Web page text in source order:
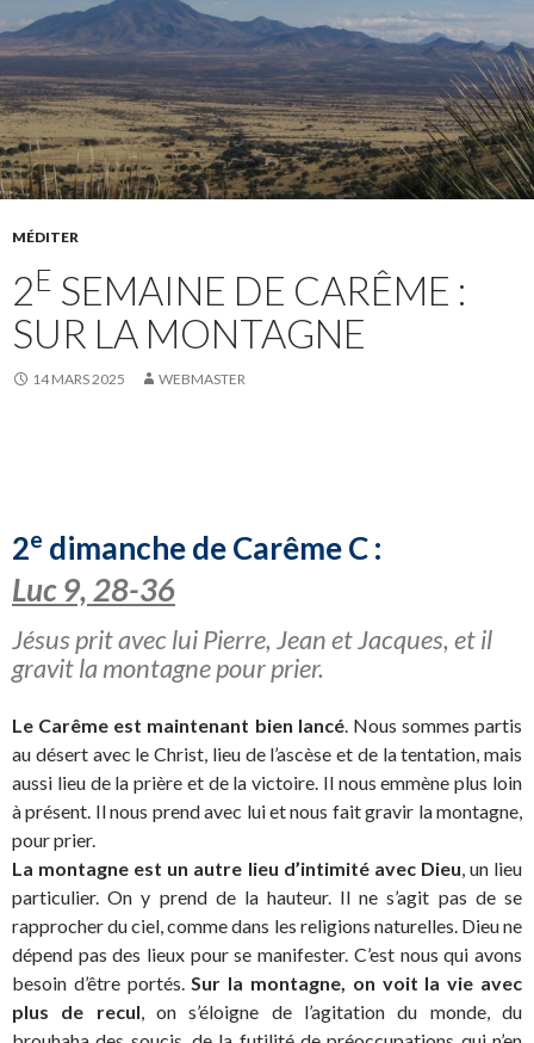
MÉDITER
2E SEMAINE DE CARÊME :
SUR LA MONTAGNE
14 MARS 2025 WEBMASTER
2e dimanche de Carême C :
Luc 9, 28-36
Jésus prit avec lui Pierre, Jean et Jacques, et il
gravit la montagne pour prier.
Le Carême est maintenant bien lancé. Nous sommes partis
au désert avec le Christ, lieu de l’ascèse et de la tentation, mais
aussi lieu de la prière et de la victoire. Il nous emmène plus loin
à présent. Il nous prend avec lui et nous fait gravir la montagne,
pour prier.
La montagne est un autre lieu d’intimité avec Dieu, un lieu
particulier. On y prend de la hauteur. Il ne s’agit pas de se
rapprocher du ciel, comme dans les religions naturelles. Dieu ne
dépend pas des lieux pour se manifester. C’est nous qui avons
besoin d’être portés.Sur la montagne, on voit la vie avec
plus de recul, on s’éloigne de l’agitation du monde, du